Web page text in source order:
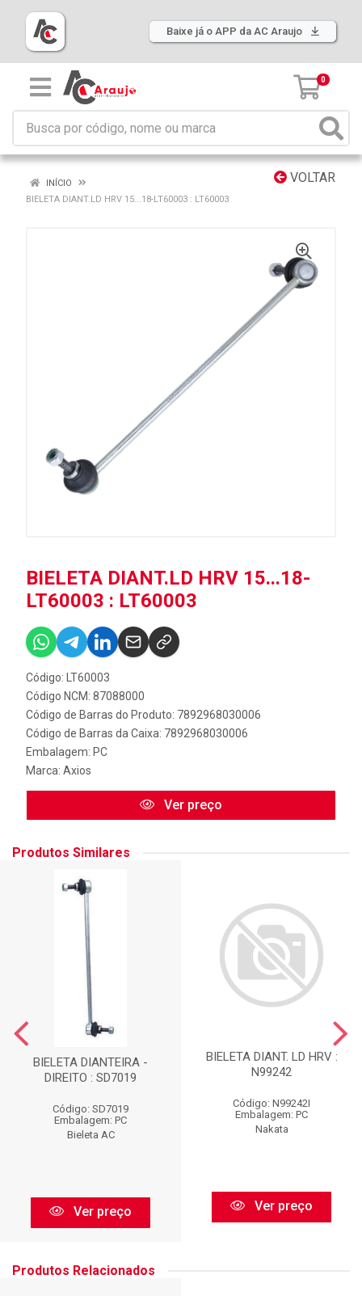
Baixe já o APP da AC Araujo
0
VOLTAR
INÍCIO
BIELETA DIANT.LD HRV 15...18-LT60003 : LT60003
BIELETA DIANT.LD HRV 15...18-
LT60003 : LT60003
Código: LT60003
Código NCM: 87088000
Código de Barras do Produto: 7892968030006
Código de Barras da Caixa: 7892968030006
Embalagem: PC
Marca: Axios
Ver preço
Produtos Similares
BIELETA DIANTEIRA -
DIREITO : SD7019
Código: SD7019
Embalagem: PC
Bieleta AC
Ver preço
BIELETA DIANT. LD HRV :
N99242
Código: N99242I
Embalagem: PC
Nakata
Ver preço
Produtos Relacionados